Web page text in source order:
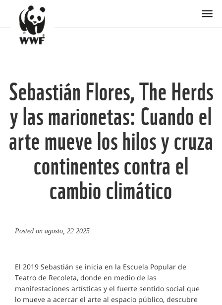
Sebastián Flores, The Herds
y las marionetas: Cuando el
arte mueve los hilos y cruza
continentes contra el
cambio climático
Posted on agosto, 22 2025
El 2019 Sebastián se inicia en la Escuela Popular de
Teatro de Recoleta, donde en medio de las
manifestaciones artísticas y el fuerte sentido social que
lo mueve a acercar el arte al espacio público, descubre